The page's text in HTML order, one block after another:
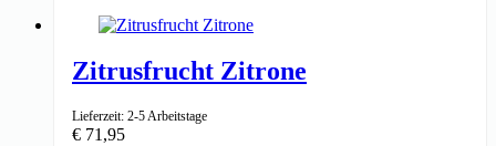
Zitrusfrucht Zitrone
Lieferzeit: 2-5 Arbeitstage
€ 71,95